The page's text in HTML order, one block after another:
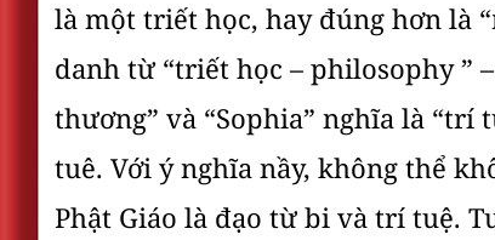
là một triết học, hay đúng hơn là
danh từ “triết học – philosophy ”
thương” và “Sophia” nghĩa là
tuê. Với ý nghĩa nầy, không thể
Phật Giáo là đạo từ bi và trí tuệ.